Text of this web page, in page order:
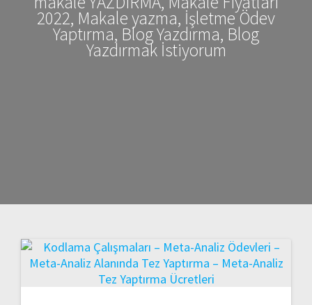
2022, Makale yazma, İşletme Ödev
Yaptırma, Blog Yazdırma, Blog
Yazdırmak İstiyorum